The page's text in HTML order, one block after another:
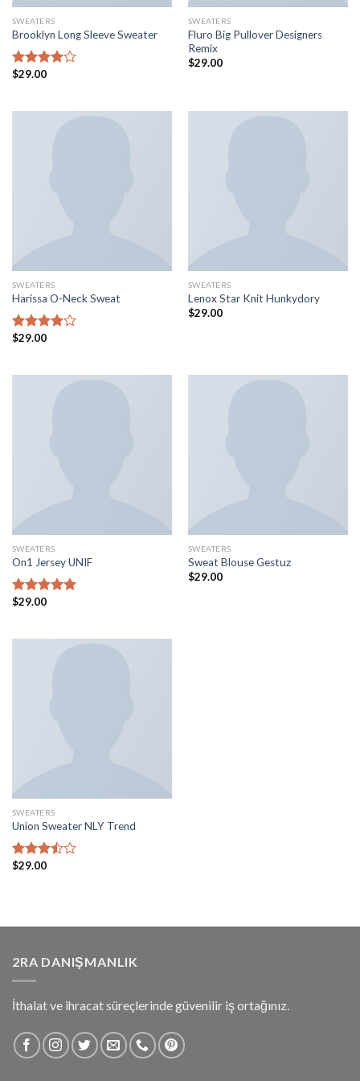
SWEATERS
Brooklyn Long Sleeve Sweater
5
aldı
$29.00
SWEATERS
Fluro Big Pullover Designers
Remix
$29.00
SWEATERS
Harissa O-Neck Sweat
5
aldı
$29.00
SWEATERS
Lenox Star Knit Hunkydory
$29.00
SWEATERS
On1 Jersey UNIF
5 üzerinden
$29.00
SWEATERS
Sweat Blouse Gestuz
$29.00
SWEATERS
Union Sweater NLY Trend
5
$29.00
2RA DANIŞMANLIK
İthalat ve ihracat süreçlerinde güvenilir iş ortağınız.